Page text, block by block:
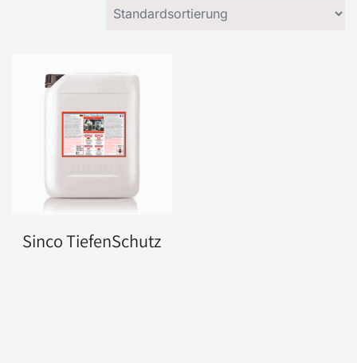
Sinco TiefenSchutz